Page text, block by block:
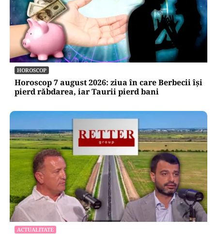
HOROSCOP
Horoscop 7 august 2026: ziua în care Berbecii își
pierd răbdarea, iar Taurii pierd bani
ACTUALITATE